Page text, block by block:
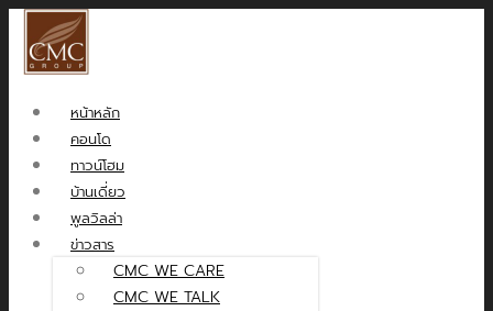
หน้าหลัก
คอนโด
ทาวน์โฮม
บ้านเดี่ยว
พูลวิลล่า
ข่าวสาร
CMC WE CARE
CMC WE TALK